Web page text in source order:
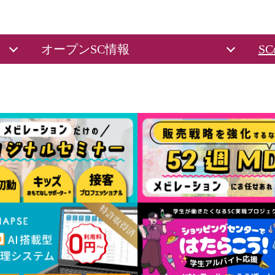
オープンSC情報